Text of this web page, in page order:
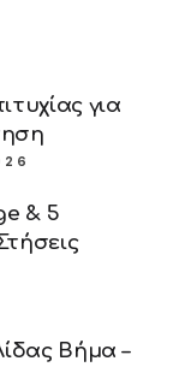
για
& 5
Βήμα –